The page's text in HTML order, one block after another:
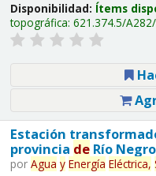
Disponibilidad: Ítems
topográfica: 621.374.5/
Estación
provincia deRío Negro
por Agua y Energía Eléctrica,